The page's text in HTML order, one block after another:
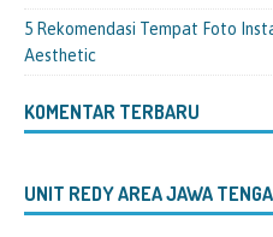
5 Rekomendasi Tempat Foto
Aesthetic
KOMENTAR TERBARU
UNIT REDY AREA JAWA